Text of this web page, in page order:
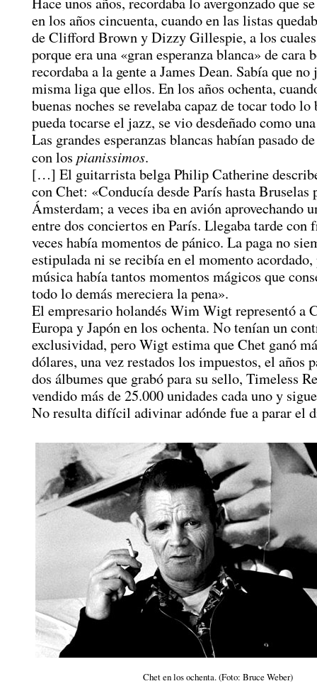
en los años cincuenta, cuando en las listas
de Clifford Brown y Dizzy Gillespie, a los
porque era una «gran esperanza blanca» de cara
recordaba a la gente a James Dean. Sabía que no
misma liga que ellos. En los años ochenta,
buenas noches se revelaba capaz de tocar todo lo
pueda tocarse el jazz, se vio desdeñado como
Las grandes esperanzas blancas habían pasado
con los pianissimos.
[…] El guitarrista belga Philip Catherine
con Chet: «Conducía desde París hasta Bruselas
Ámsterdam; a veces iba en avión aprovechando
entre dos conciertos en París. Llegaba tarde con
veces había momentos de pánico. La paga no
estipulada ni se recibía en el momento acordado,
música había tantos momentos mágicos que
todo lo demás mereciera la pena».
El empresario holandés Wim Wigt representó a
Europa y Japón en los ochenta. No tenían un
exclusividad, pero Wigt estima que Chet ganó
dólares, una vez restados los impuestos, el años
dos álbumes que grabó para su sello, Timeless
vendido más de 25.000 unidades cada uno y
No resulta difícil adivinar adónde fue a parar el
Chet en los ochenta. (Foto: Bruce Weber)